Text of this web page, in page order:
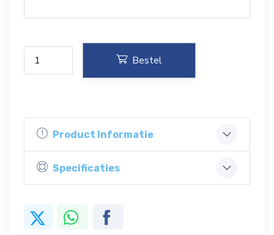
Bestel
Product Informatie
Specificaties